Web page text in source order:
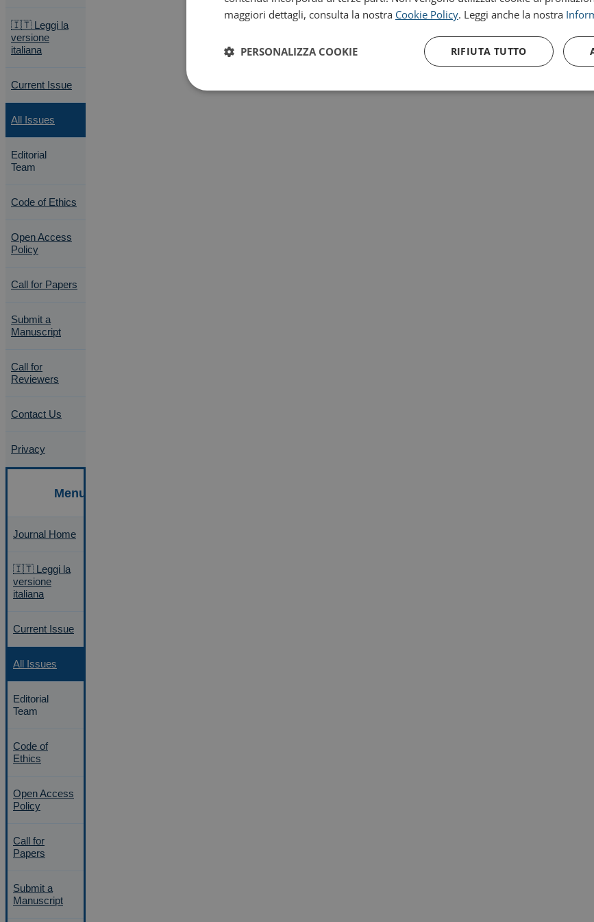
🇮🇹 Leggi la
versione
italiana
Current Issue
All Issues
Editorial
Team
Code of Ethics
Open Access
Policy
Call for Papers
Submit a
Manuscript
Call for
Reviewers
Contact Us
Privacy
Journal Home
🇮🇹 Leggi la
versione
italiana
Current Issue
All Issues
Editorial
Team
Code of
Ethics
Open Access
Policy
Call for
Papers
Submit a
Manuscript
maggiori dettagli, consulta la nostra Cookie Policy. Leggi anche la nostra
RIFIUTA TUTTO
PERSONALIZZA COOKIE